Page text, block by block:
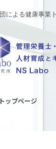
による健康事業
トップページ